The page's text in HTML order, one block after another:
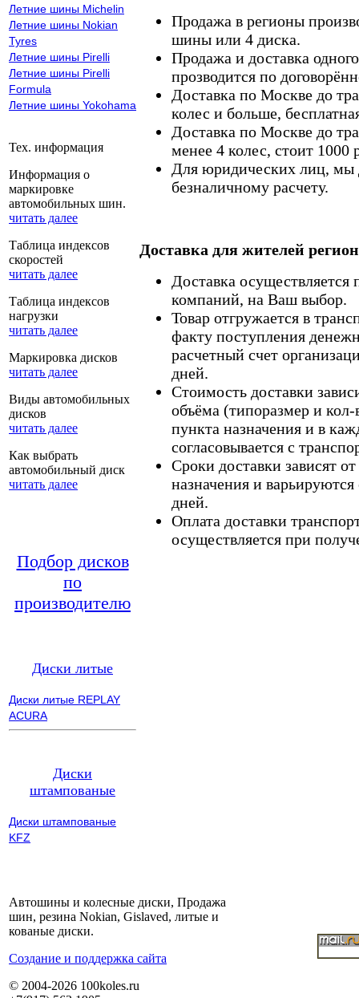
Летние шины Michelin
Летние шины Nokian
Tyres
Летние шины Pirelli
Летние шины Pirelli
Formula
Летние шины Yokohama
Тех. информация
Информация о
маркировке
автомобильных шин.
читать далее
Таблица индексов
скоростей
читать далее
Таблица индексов
нагрузки
читать далее
Маркировка дисков
читать далее
Виды автомобильных
дисков
читать далее
Как выбрать
автомобильный диск
читать далее
Подбор дисков
по
производителю
Диски литые
Диски литые REPLAY
ACURA
Диски
штампованые
Диски штампованые
KFZ
Продажа в регионы
шины или 4 диска.
Продажа и доставка
прозводится по
Доставка по Москве до
колес и больше,
Доставка по Москве до
менее 4 колес, стоит 1000
Для юридических лиц, мы
безналичному расчету.
Доставка для жителей
Доставка
компаний, на Ваш выбор.
Товар отгружается в
факту поступления
расчетный счет
дней.
Стоимость доставки
объёма (типоразмер и кол-
пункта назначения и в
согласовывается с
Сроки доставки зависят
назначения и
дней.
Оплата доставки
осуществляется при
Автошины и колесные диски, Продажа
шин, резина Nokian, Gislaved, литые и
кованые диски.
Cоздание и поддержка сайта
© 2004-2026 100koles.ru